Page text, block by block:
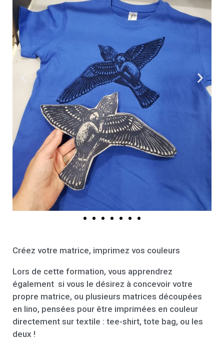
Créez votre matrice, imprimez vos couleurs
Lors de cette formation, vous apprendrez
également si vous le désirez à concevoir votre
propre matrice, ou plusieurs matrices découpées
en lino, pensées pour être imprimées en couleur
directement sur textile : tee-shirt, tote bag, ou les
deux !